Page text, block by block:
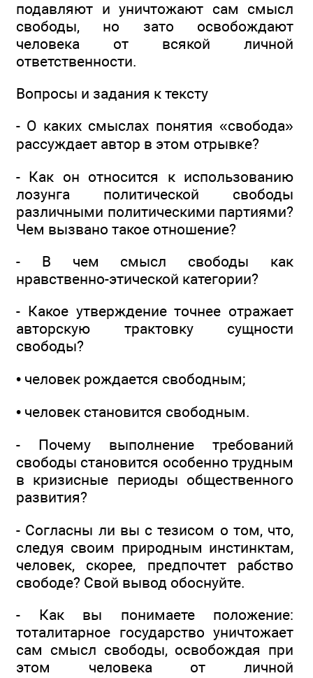
подавляют и уничтожают сам смысл
свободы, но зато освобождают
человека от всякой личной
ответственности.
Вопросы и задания к тексту
- О каких смыслах понятия «свобода»
рассуждает автор в этом отрывке?
- Как он относится к использованию
лозунга политической свободы
различными политическими партиями?
Чем вызвано такое отношение?
- В чем смысл свободы как
нравственно-этической категории?
- Какое утверждение точнее отражает
авторскую трактовку сущности
свободы?
• человек рождается свободным;
• человек становится свободным.
- Почему выполнение требований
свободы становится особенно трудным
в кризисные периоды общественного
развития?
- Согласны ли вы с тезисом о том, что,
следуя своим природным инстинктам,
человек, скорее, предпочтет рабство
свободе? Свой вывод обоснуйте.
- Как вы понимаете положение:
тоталитарное государство уничтожает
сам смысл свободы, освобождая при
этом человека от личной